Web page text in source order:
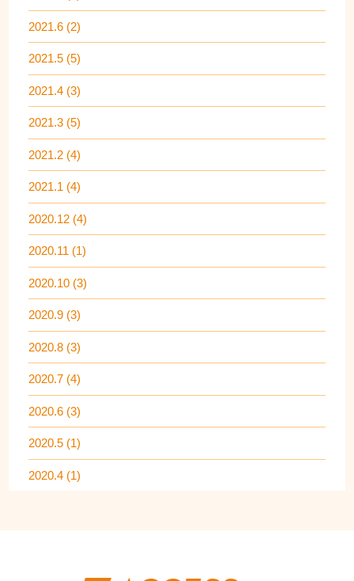
2021.6 (2)
2021.5 (5)
2021.4 (3)
2021.3 (5)
2021.2 (4)
2021.1 (4)
2020.12 (4)
2020.11 (1)
2020.10 (3)
2020.9 (3)
2020.8 (3)
2020.7 (4)
2020.6 (3)
2020.5 (1)
2020.4 (1)